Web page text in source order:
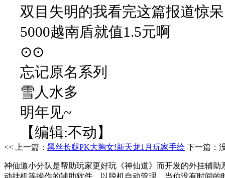
双目失明的我看完这篇报道惊
5000越南盾就值1.5元啊
⊙⊙
忘记原名系列
雪人水多
明年见~
【编辑:不动】
<< 上一篇： 黑丝长腿PK大胸女!新天龙1月玩家手绘 下一篇：
神仙道小分队是帮助玩家更好玩《神仙道》而开发的外挂辅
动挂机等操作的辅助软件。以脱机自动管理，当你没有时间的